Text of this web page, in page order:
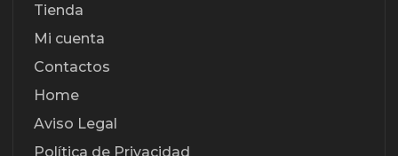
Tienda
Mi cuenta
Contactos
Home
Aviso Legal
Política de Privacidad